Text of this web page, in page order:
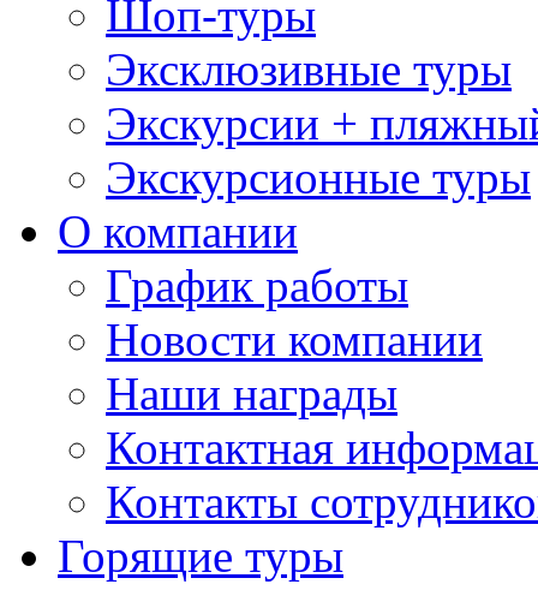
Шоп-туры
Эксклюзивные туры
Экскурсии +
Экскурсионные туры
О компании
График работы
Новости компании
Наши награды
Контактная
Контакты
Горящие туры